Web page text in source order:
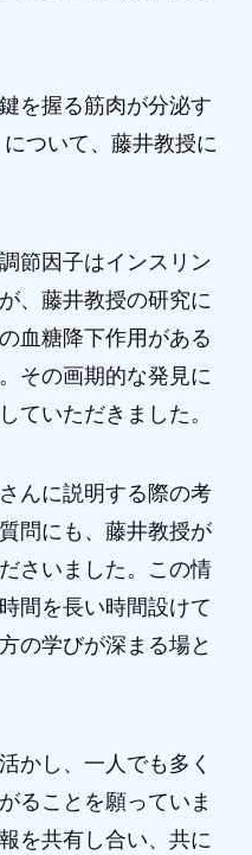
を握る筋肉が分泌す
ついて、藤井教授に
節因子はインスリン
、藤井教授の研究に
血糖降下作用がある
その画期的な発見に
ていただきました。
んに説明する際の考
問にも、藤井教授が
さいました。この情
間を長い時間設けて
の学びが深まる場と
かし、一人でも多く
ることを願っていま
を共有し合い、共に